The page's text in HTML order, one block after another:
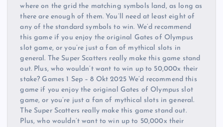
where on the grid the matching symbols land, as long as
there are enough of them. You’ll need at least eight of
any of the standard symbols to win. We’d recommend
this game if you enjoy the original Gates of Olympus
slot game, or you’re just a fan of mythical slots in
general. The Super Scatters really make this game stand
out. Plus, who wouldn’t want to win up to 50,000x their
stake? Games 1 Sep – 8 Okt 2025 We’d recommend this
game if you enjoy the original Gates of Olympus slot
game, or you’re just a fan of mythical slots in general.
The Super Scatters really make this game stand out.
Plus, who wouldn’t want to win up to 50,000x their